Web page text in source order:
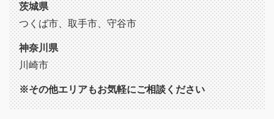
茨城県
つくば市、取手市、守谷市
神奈川県
川崎市
※その他エリアもお気軽にご相談ください